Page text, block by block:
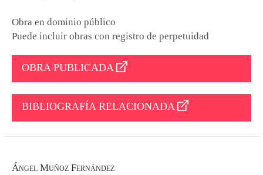
Obra en dominio público
Puede incluir obras con registro de perpetuidad
OBRA PUBLICADA
BIBLIOGRAFÍA RELACIONADA
Ángel Muñoz Fernández